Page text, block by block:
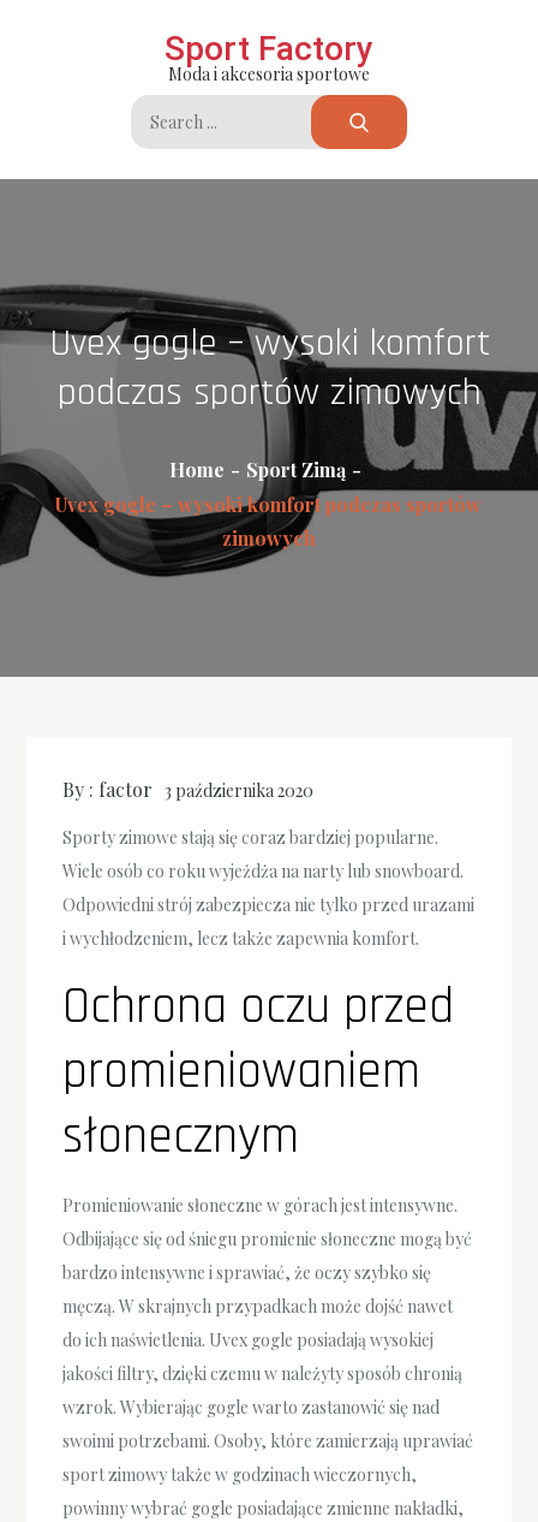
Sport Factory
Moda i akcesoria sportowe
Search
for:
Uvex gogle – wysoki komfort
podczas sportów zimowych
Home
Sport Zimą
Uvex gogle – wysoki komfort podczas sportów
zimowych
By : factor 3 października 2020
Sporty zimowe stają się coraz bardziej popularne.
Wiele osób co roku wyjeżdża na narty lub snowboard.
Odpowiedni strój zabezpiecza nie tylko przed urazami
i wychłodzeniem, lecz także zapewnia komfort.
Ochrona oczu przed
promieniowaniem
słonecznym
Promieniowanie słoneczne w górach jest intensywne.
Odbijające się od śniegu promienie słoneczne mogą być
bardzo intensywne i sprawiać, że oczy szybko się
męczą. W skrajnych przypadkach może dojść nawet
do ich naświetlenia. Uvex gogle posiadają wysokiej
jakości filtry, dzięki czemu w należyty sposób chronią
wzrok. Wybierając gogle warto zastanowić się nad
swoimi potrzebami. Osoby, które zamierzają uprawiać
sport zimowy także w godzinach wieczornych,
powinny wybrać gogle posiadające zmienne nakładki,